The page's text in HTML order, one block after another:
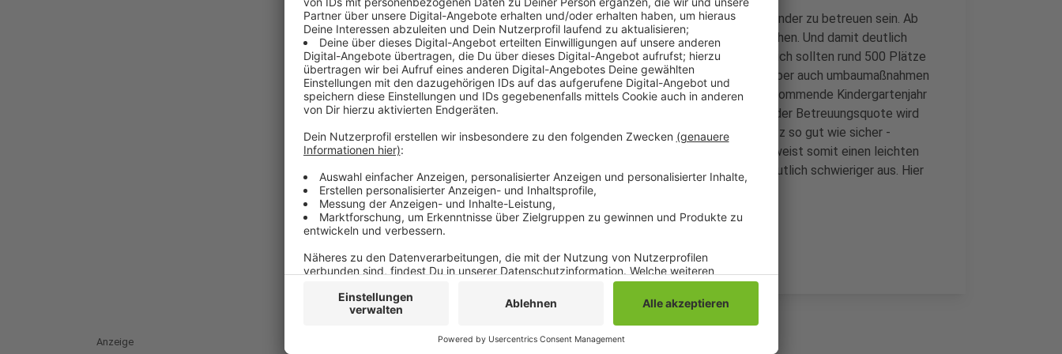
Der neue Plan macht deutlich, es werden künftig deutlich mehr Kinder zu betreuen sein. Ab
August werden fast 10.800 Plätze in den Kitas zur Verfügung stehen. Und damit deutlich
weniger als sich die Stadt eigentlich vorgenommen hatte. Eigentlich sollten rund 500 Plätze
mehr zur Verfügung stehen. Grund dafür sei, dass einige Neubau aber auch umbaumaßnahmen
für die Kitas noch nicht abgeschlossen werden konnten. Für das kommende Kindergartenjahr
ist jetzt die Umsetzung weiterer 12 Maßnahmen vorgesehen. An der Betreuungsquote wird
sich nur minimal etwas verändern. Kinder über 3 Jahren ist ein Platz so gut wie sicher -
zumindest liegt die Betreuungsquote hier bei 100,4 Prozent und weist somit einen leichten
Überschuss auf. Für Kinder unter drei Jahren sieht es da schon deutlich schwieriger aus. Hier
liegt die Quote bei 50,3%.
Anzeige
Anzeige